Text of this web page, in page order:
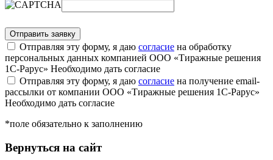
Отправляя эту форму, я даю согласие на обработку
персональных данных компанией ООО «Тиражные решения
1С-Рарус» Необходимо дать согласие
Отправляя эту форму, я даю согласие на получение email-
рассылки от компании ООО «Тиражные решения 1С-Рарус»
Необходимо дать согласие
*поле обязательно к заполнению
Вернуться на сайт